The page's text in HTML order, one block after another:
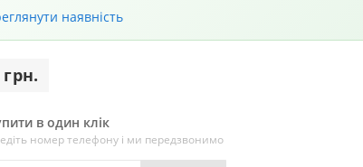
наявність
в один клік
номер телефону і ми передзвонимо